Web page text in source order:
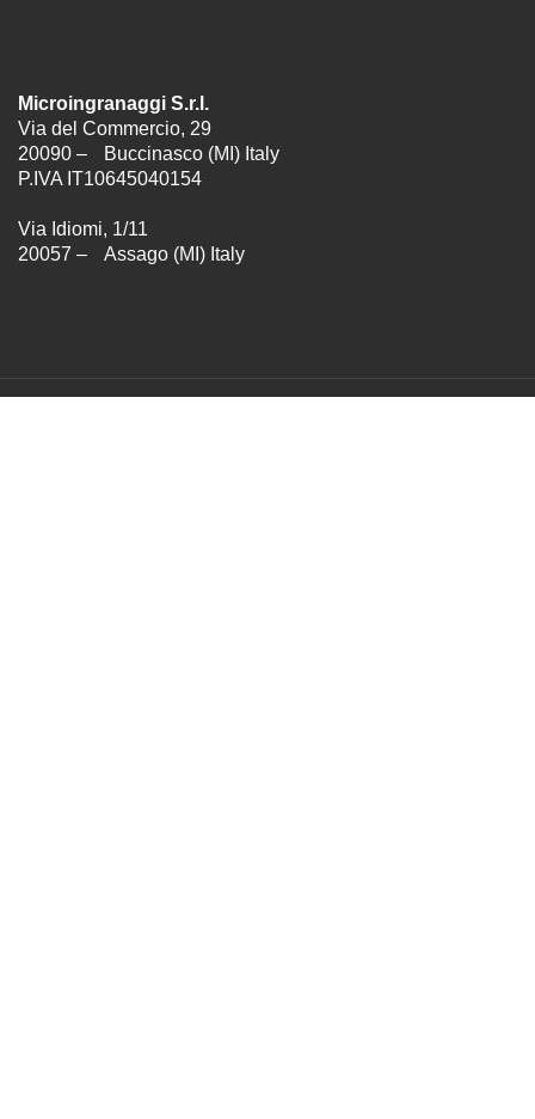
Microingranaggi S.r.l.
Via del Commercio, 29
20090 – Buccinasco (MI) Italy
P.IVA IT10645040154
Via Idiomi, 1/11
20057 – Assago (MI) Italy